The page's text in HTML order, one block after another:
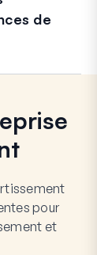
de
pour
et